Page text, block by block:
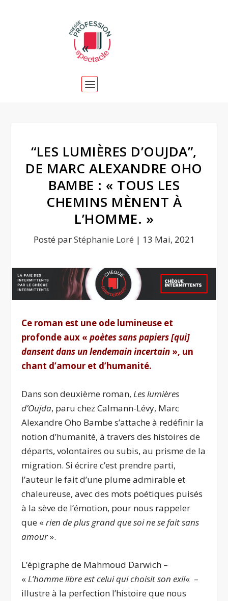
“LES LUMIÈRES D’OUJDA”,
DE MARC ALEXANDRE OHO
BAMBE : « TOUS LES
CHEMINS MÈNENT À
L’HOMME. »
Posté parStéphanie Loré | 13 Mai, 2021
Ce roman est une ode lumineuse et
profonde aux «poètes sans papiers [qui]
dansent dans un lendemain incertain », un
chant d’amour et d’humanité.
Dans son deuxième roman,Les lumières
d’Oujda, paru chez Calmann-Lévy, Marc
Alexandre Oho Bambe s’attache à redéfinir la
notion d’humanité, à travers des histoires de
départs, volontaires ou subis, au prisme de la
migration. Si écrire c’est prendre parti,
l’auteur le fait d’une plume admirable et
chaleureuse, avec des mots poétiques puisés
à la sève de l’émotion, pour nous rappeler
que «rien de plus grand que soi ne se fait sans
amour».
L’épigraphe de Mahmoud Darwich –
«L’homme libre est celui qui choisit son exil« –
illustre à la perfection l’histoire que nous